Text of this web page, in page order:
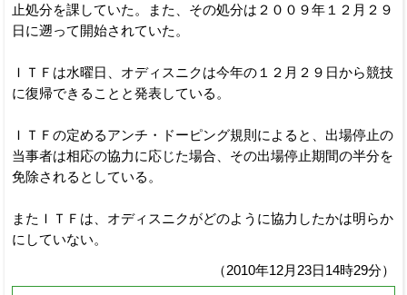
止処分を課していた。また、その処分は２００９年１２月２９
日に遡って開始されていた。
ＩＴＦは水曜日、オディスニクは今年の１２月２９日から競技
に復帰できることと発表している。
ＩＴＦの定めるアンチ・ドーピング規則によると、出場停止の
当事者は相応の協力に応じた場合、その出場停止期間の半分を
免除されるとしている。
またＩＴＦは、オディスニクがどのように協力したかは明らか
にしていない。
（2010年12月23日14時29分）